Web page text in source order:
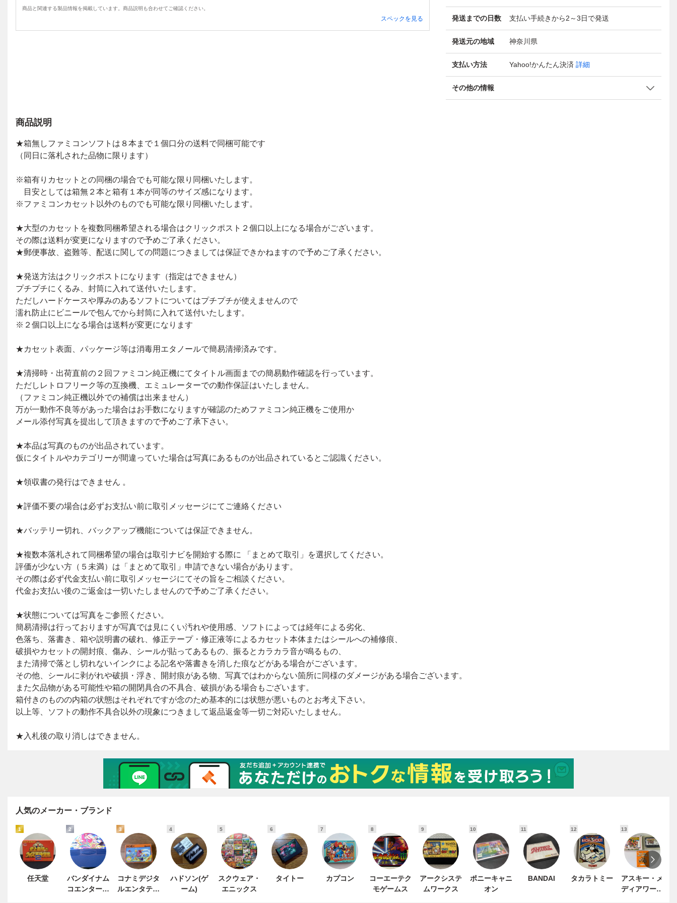
商品と関連する製品情報を掲載しています。商品説明も合わせてご確認ください。
スペックを見る 発送までの日数 支払い手続きから2～3日で発送
発送元の地域 神奈川県
支払い方法 Yahoo!かんたん決済 詳細
その他の情報
商品説明
人気のメーカー・ブランド
1
任天堂
2
バンダイナム
コエンターテ
3
コナミデジタ
ルエンタテイ
4
ハドソン(ゲ
ーム)
5
スクウェア・
エニックス
6
タイトー
7
カプコン
8
コーエーテク
モゲームス
9
アークシステ
ムワークス
10
ポニーキャニ
オン
11
BANDAI
12
タカラトミー
13
アスキー・メ
ディアワーク